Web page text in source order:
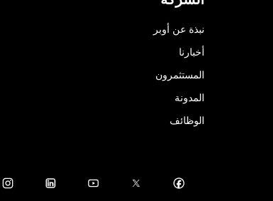
نبذة عن أوبر
أخبارنا
المستثمرون
المدونة
الوظائف